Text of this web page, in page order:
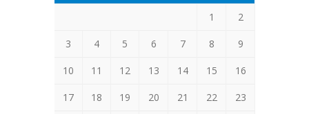
1
2
3 4 5 6 7 8 9
10 11 12 13 14 15 16
17 18 19 20 21 22 23